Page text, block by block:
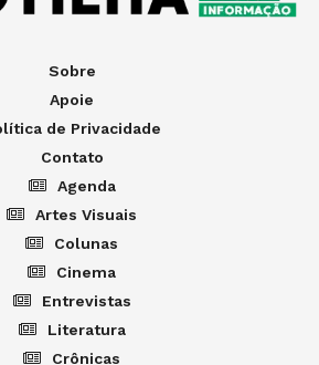
Sobre
Apoie
de Privacidade
Contato
Agenda
Artes Visuais
Colunas
Cinema
Entrevistas
Literatura
Crônicas